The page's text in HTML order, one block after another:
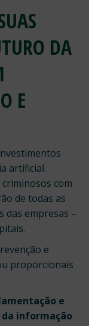
DA
E
artificial.
com
de todas as
das empresas –
e
proporcionais
e
da informação